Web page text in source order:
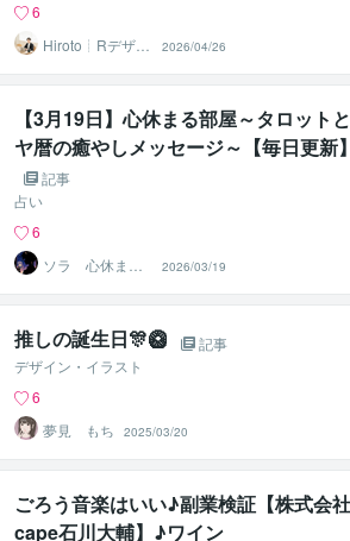
6
Hiroto┊Rデザイ
ンスタジオ
2026/04/26
【3月19日】心休まる部屋～タロット
ヤ暦の癒やしメッセージ～【毎日更新】
記事
占い
6
ソラ 心休まる
部屋の管理人
2026/03/19
推しの誕生日🎊🥝
記事
デザイン・イラスト
6
夢見 もち
2025/03/20
ごろう音楽はいい♪副業検証【株式会
cape石川大輔】♪ワイン